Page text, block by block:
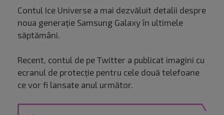
Contul Ice Universe a mai dezvăluit detalii despre
noua generație Samsung Galaxy în ultimele
săptămâni.
Recent, contul de pe Twitter a publicat imagini cu
ecranul de protecție pentru cele două telefoane
ce vor fi lansate anul următor.